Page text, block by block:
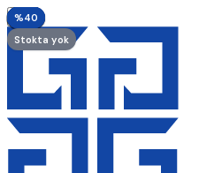
%40
%45
%45
%45
%40
%40
%45
%45
%45
%45
%45
%45
%45
%45
%45
%45
%45
%40
Stokta yok